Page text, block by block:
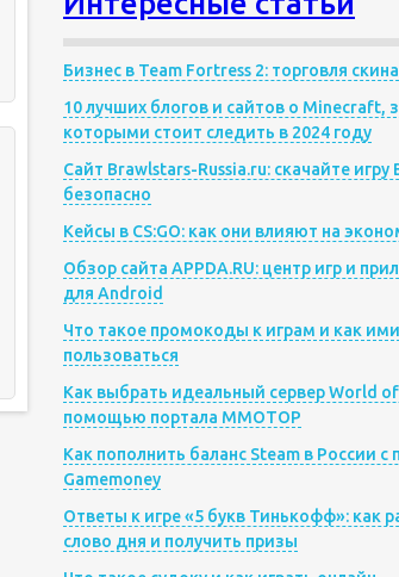
Бизнес в Team Fortress 2: торговля
10 лучших блогов и сайтов о Minecraft,
которыми стоит следить в 2024 году
Сайт Brawlstars-Russia.ru: скачайте игру
безопасно
Кейсы в CS:GO: как они влияют на
Обзор сайта APPDA.RU: центр игр и
для Android
Что такое промокоды к играм и как ими
пользоваться
Как выбрать идеальный сервер World
помощью портала MMOTOP
Как пополнить баланс Steam в России
Gamemoney
Ответы к игре «5 букв Тинькофф»: как
слово дня и получить призы